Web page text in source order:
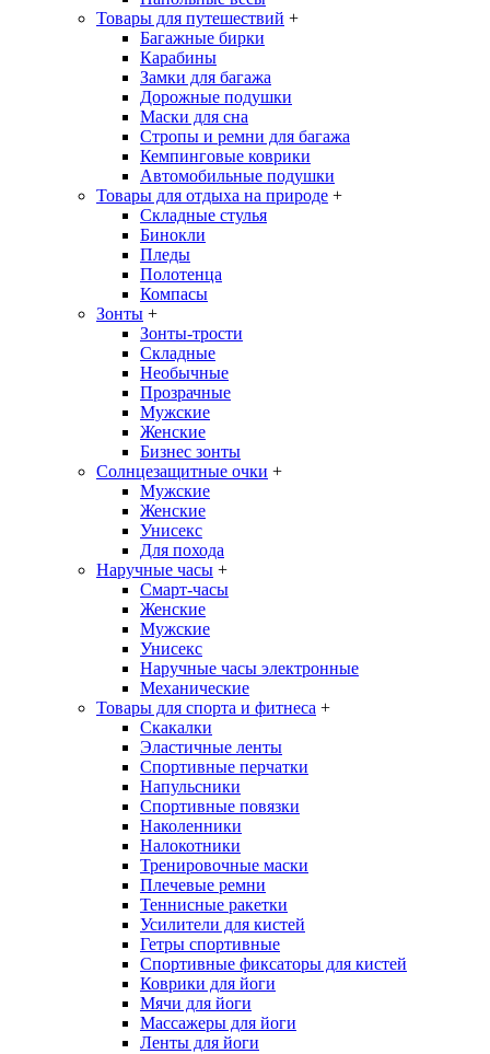
Товары для путешествий +
Багажные бирки
Карабины
Замки для багажа
Дорожные подушки
Маски для сна
Стропы и ремни для багажа
Кемпинговые коврики
Автомобильные подушки
Товары для отдыха на природе +
Складные стулья
Бинокли
Пледы
Полотенца
Компасы
Зонты +
Зонты-трости
Складные
Необычные
Прозрачные
Мужские
Женские
Бизнес зонты
Солнцезащитные очки +
Мужские
Женские
Унисекс
Для похода
Наручные часы +
Смарт-часы
Женские
Мужские
Унисекс
Наручные часы электронные
Механические
Товары для спорта и фитнеса +
Скакалки
Эластичные ленты
Спортивные перчатки
Напульсники
Спортивные повязки
Наколенники
Налокотники
Тренировочные маски
Плечевые ремни
Теннисные ракетки
Усилители для кистей
Гетры спортивные
Спортивные фиксаторы для кистей
Коврики для йоги
Мячи для йоги
Массажеры для йоги
Ленты для йоги